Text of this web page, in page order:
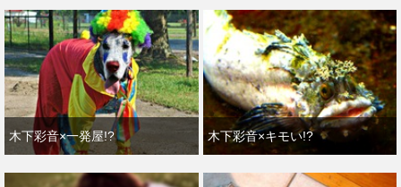
木下彩音×一発屋!? 木下彩音×キモい!?